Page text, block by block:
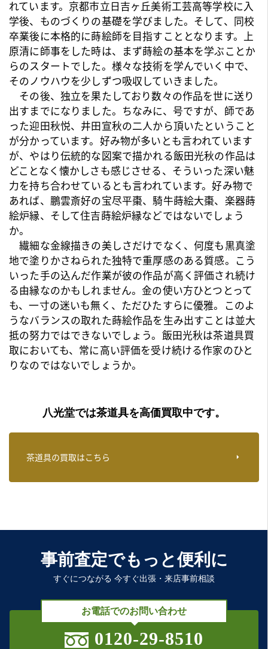
れています。京都市立日吉ヶ丘美術工芸高等学校に入
学後、ものづくりの基礎を学びました。そして、同校
卒業後に本格的に蒔絵師を目指すこととなります。上
原清に師事をした時は、まず蒔絵の基本を学ぶことか
らのスタートでした。様々な技術を学んでいく中で、
そのノウハウを少しずつ吸収していきました。
その後、独立を果たしており数々の作品を世に送り
出すまでになりました。ちなみに、号ですが、師であ
った迎田秋悦、井田宣秋の二人から頂いたということ
が分かっています。好み物が多いとも言われています
が、やはり伝統的な図案で描かれる飯田光秋の作品は
どことなく懐かしさも感じさせる、そういった深い魅
力を持ち合わせているとも言われています。好み物で
あれば、 鵬雲斎好の宝尽平棗、騎牛蒔絵大棗、楽器蒔
絵炉縁、そして住吉蒔絵炉縁などではないでしょう
か。
繊細な金線描きの美しさだけでなく、何度も黒真塗
地で塗りかさねられた独特で重厚感のある質感。こう
いった手の込んだ作業が彼の作品が高く評価され続け
る由縁なのかもしれません。金の使い方ひとつとって
も、一寸の迷いも無く、ただひたすらに優雅。このよ
うなバランスの取れた蒔絵作品を生み出すことは並大
抵の努力ではできないでしょう。飯田光秋は茶道具買
取においても、常に高い評価を受け続ける作家のひと
りなのではないでしょうか。
八光堂では茶道具を高価買取中です。
茶道具の買取はこちら
事前査定でもっと便利に
すぐにつながる 今すぐ出張・来店事前相談
お電話でのお問い合わせ
0120-29-8510